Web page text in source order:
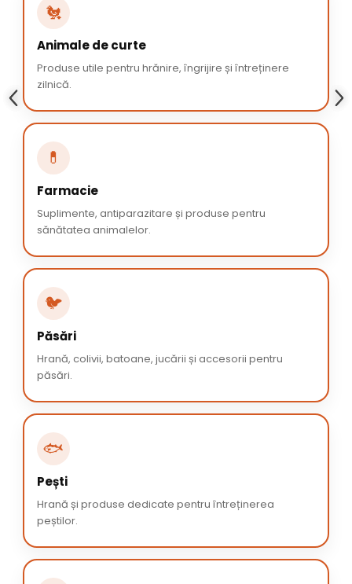
🐔
Animale de curte
Produse utile pentru hrănire, îngrijire și întreținere
zilnică.
💊
Farmacie
Suplimente, antiparazitare și produse pentru
sănătatea animalelor.
🐦
Păsări
Hrană, colivii, batoane, jucării și accesorii pentru
păsări.
🐟
Pești
Hrană și produse dedicate pentru întreținerea
peștilor.